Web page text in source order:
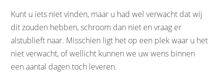
Kunt u iets niet vinden, maar u had wel verwacht dat wij
dit zouden hebben, schroom dan niet en vraag er
alstublieft naar. Misschien ligt het op een plek waar u het
niet verwacht, of wellicht kunnen we uw wens binnen
een aantal dagen toch leveren.